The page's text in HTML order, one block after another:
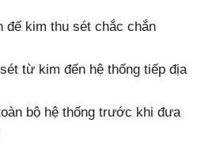
đế kim thu sét chắc chắn
từ kim đến hệ thống tiếp địa
bộ hệ thống trước khi đưa